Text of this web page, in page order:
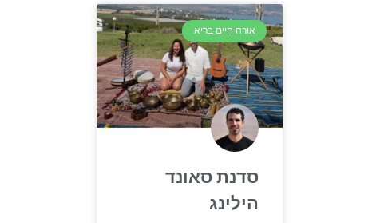
אורח חיים בריא
סדנת סאונד
הילינג